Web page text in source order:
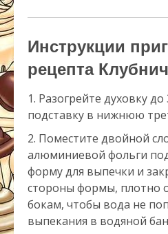
Инструкции
рецепта
Разогрейте духовку
подставку в нижнюю
Поместите двойной
алюминиевой фольги
форму для выпечки и
стороны формы, плотно
бокам, чтобы вода не
выпекания в водяной